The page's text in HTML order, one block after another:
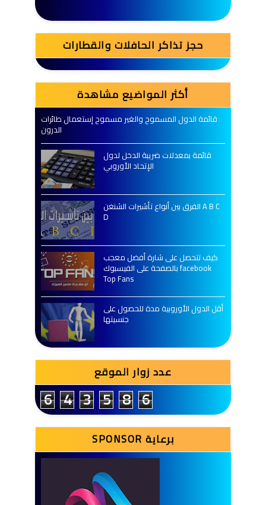
حجز تذاكر الحافلات والقطارات
أكثر المواضيع مشاهدة
قائمة الدول المسموح والغير مسموح إستعمال طائرات
الدرون
قائمة بمعدلات ضريبة الدخل لدول
الإتحاد الأوروبي
الفرق بين أنواع تأشيرات الشنغن A B C
D
كيف تتحصل على شارة أفضل معجب
بالصفحة على الفيسبوك facebook
Top Fans
أقل الدول الأوروبية مدة للحصول على
جنسيتها
عدد زوار الموقع
6 4 3 5 8 6
SPONSOR برعاية